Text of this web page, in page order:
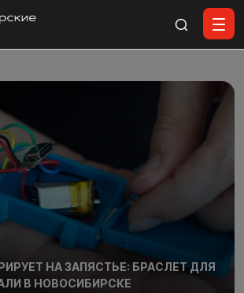
НА ЗАПЯСТЬЕ: БРАСЛЕТ ДЛЯ
В НОВОСИБИРСКЕ